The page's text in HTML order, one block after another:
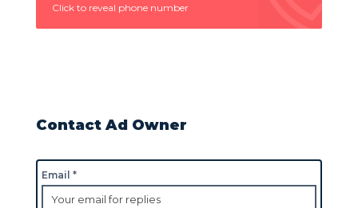
Click to reveal phone number
Contact Ad Owner
Email *